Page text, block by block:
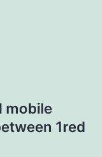
mobile
1red